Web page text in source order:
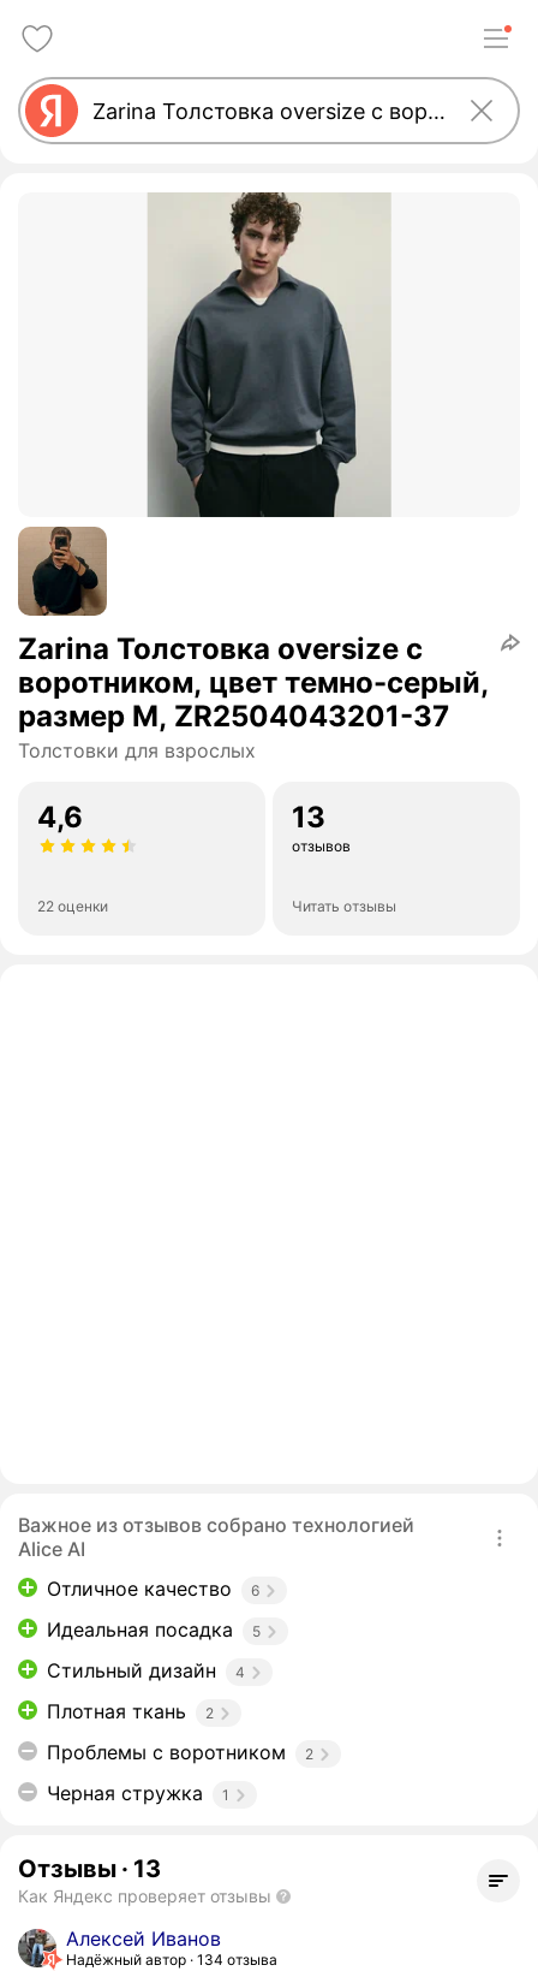
Zarina Толстовка oversize с
воротником, цвет темно-серый,
размер M, ZR2504043201-37
Толстовки для взрослых
4,6
22 оценки
13
отзывов
Читать отзывы
Важное из отзывов собрано технологией
Alice AI
Отличное качество
6
Идеальная посадка 5
Стильный дизайн 4
Плотная ткань 2
Проблемы с воротником 2
Черная стружка 1
Отзывы · 13
Как Яндекс проверяет отзывы
Алексей Иванов
Надёжный автор 134 отзыва